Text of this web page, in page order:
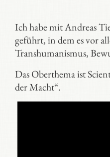
Ich habe mit Andreas
geführt, in dem es vor
Transhumanismus,
Das Oberthema ist
der Macht“.